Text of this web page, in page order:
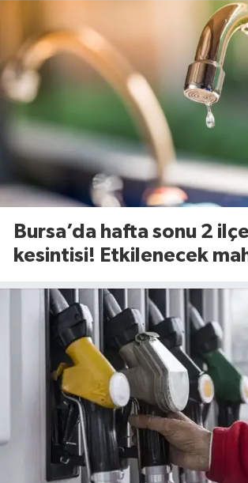
Bursa’da hafta sonu 2
kesintisi! Etkilenecek